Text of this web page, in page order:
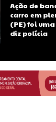
Ação de
carro em
(PE) foi
diz polícia